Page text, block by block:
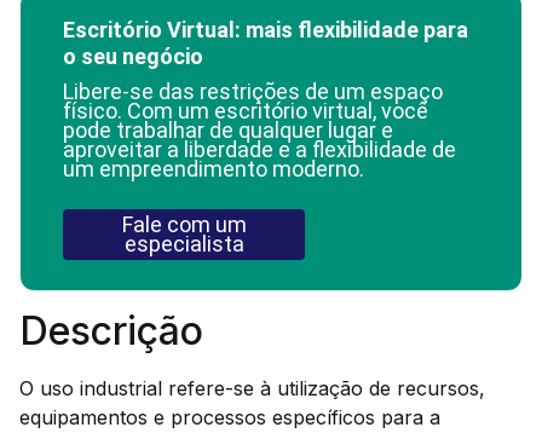
Escritório Virtual: mais flexibilidade para
o seu negócio
Libere-se das restrições de um espaço
físico. Com um escritório virtual, você
pode trabalhar de qualquer lugar e
aproveitar a liberdade e a flexibilidade de
um empreendimento moderno.
Fale com um
especialista
Descrição
O uso industrial refere-se à utilização de recursos,
equipamentos e processos específicos para a